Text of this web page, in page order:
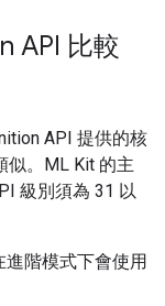
API 比較
API 提供的核
似。ML Kit 的主
級別須為 31 以
進階模式下會使用